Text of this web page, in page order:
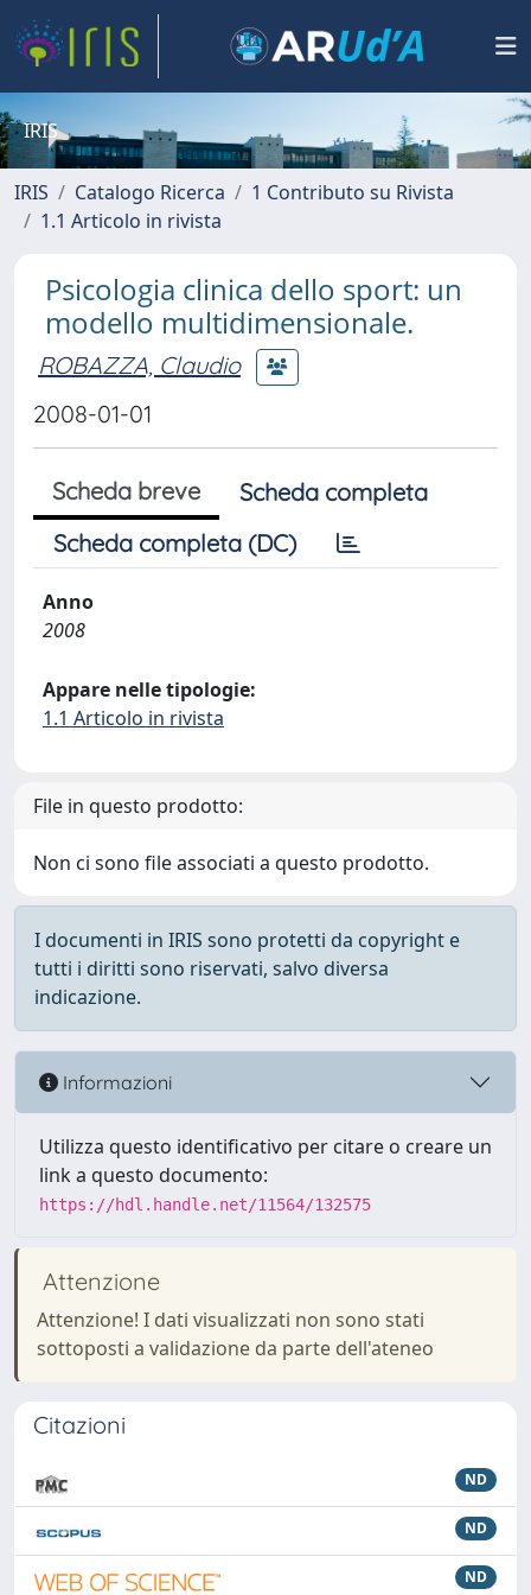
IRIS
IRIS Catalogo Ricerca
1 Contributo su Rivista
1.1 Articolo in rivista
Psicologia clinica dello sport: un
modello multidimensionale.
ROBAZZA, Claudio
2008-01-01
Scheda breve
Scheda completa
Scheda completa (DC)
Anno
2008
Appare nelle tipologie:
1.1 Articolo in rivista
File in questo prodotto:
Non ci sono file associati a questo prodotto.
I documenti in IRIS sono protetti da copyright e
tutti i diritti sono riservati, salvo diversa
indicazione.
Informazioni
Utilizza questo identificativo per citare o creare un
link a questo documento:
https://hdl.handle.net/11564/132575
Attenzione
Attenzione! I dati visualizzati non sono stati
sottoposti a validazione da parte dell'ateneo
Citazioni
ND
ND
ND